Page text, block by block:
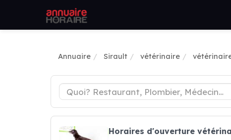
Annuaire Sirault vétérinaire
Horaires d'ouverture